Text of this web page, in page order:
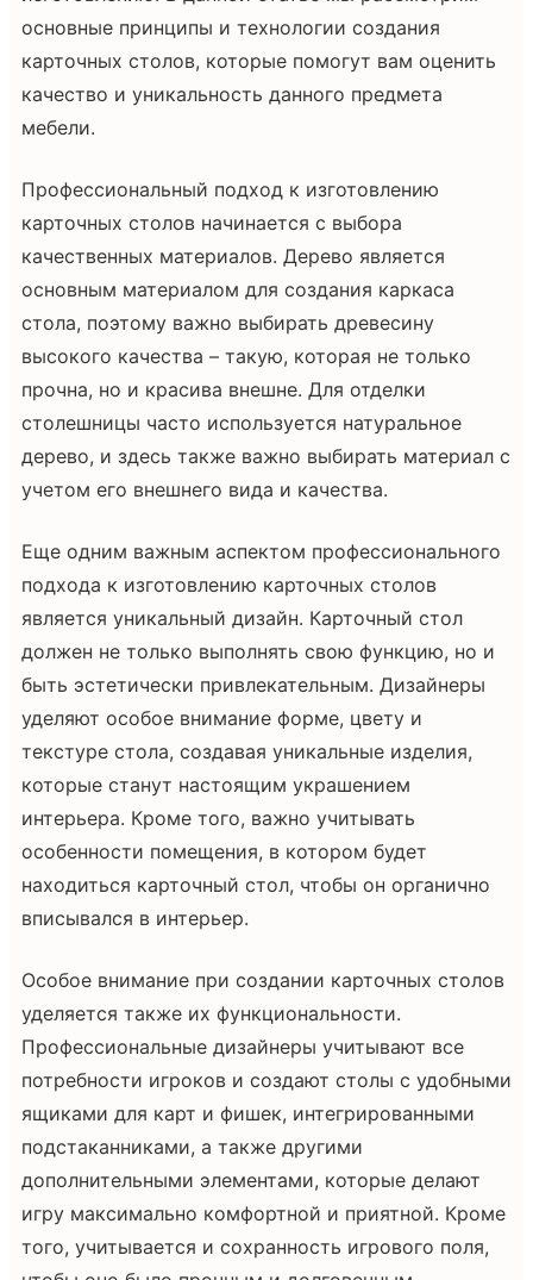
основные принципы и технологии создания
карточных столов, которые помогут вам оценить
качество и уникальность данного предмета
мебели.
Профессиональный подход к изготовлению
карточных столов начинается с выбора
качественных материалов. Дерево является
основным материалом для создания каркаса
стола, поэтому важно выбирать древесину
высокого качества – такую, которая не только
прочна, но и красива внешне. Для отделки
столешницы часто используется натуральное
дерево, и здесь также важно выбирать материал с
учетом его внешнего вида и качества.
Еще одним важным аспектом профессионального
подхода к изготовлению карточных столов
является уникальный дизайн. Карточный стол
должен не только выполнять свою функцию, но и
быть эстетически привлекательным. Дизайнеры
уделяют особое внимание форме, цвету и
текстуре стола, создавая уникальные изделия,
которые станут настоящим украшением
интерьера. Кроме того, важно учитывать
особенности помещения, в котором будет
находиться карточный стол, чтобы он органично
вписывался в интерьер.
Особое внимание при создании карточных столов
уделяется также их функциональности.
Профессиональные дизайнеры учитывают все
потребности игроков и создают столы с удобными
ящиками для карт и фишек, интегрированными
подстаканниками, а также другими
дополнительными элементами, которые делают
игру максимально комфортной и приятной. Кроме
того, учитывается и сохранность игрового поля,